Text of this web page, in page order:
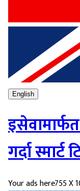
English
गर्दा
Your ads here755 X